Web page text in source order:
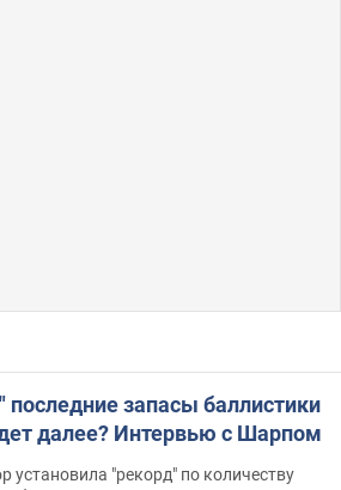
запасы баллистики
далее? Интервью с Шарпом
установила "рекорд" по количеству